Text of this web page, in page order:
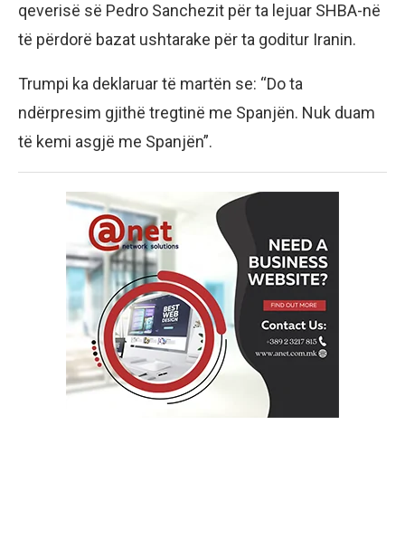
qeverisë së Pedro Sanchezit për ta lejuar SHBA-në
të përdorë bazat ushtarake për ta goditur Iranin.
Trumpi ka deklaruar të martën se: “Do ta
ndërpresim gjithë tregtinë me Spanjën. Nuk duam
të kemi asgjë me Spanjën”.